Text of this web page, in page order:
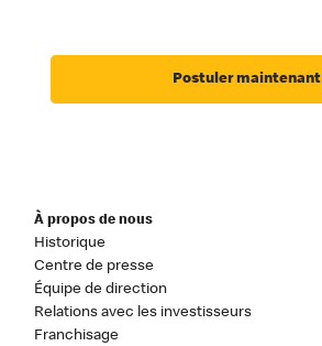
Postuler maintenant
À propos de nous
Historique
Centre de presse
Équipe de direction
Relations avec les investisseurs
Franchisage